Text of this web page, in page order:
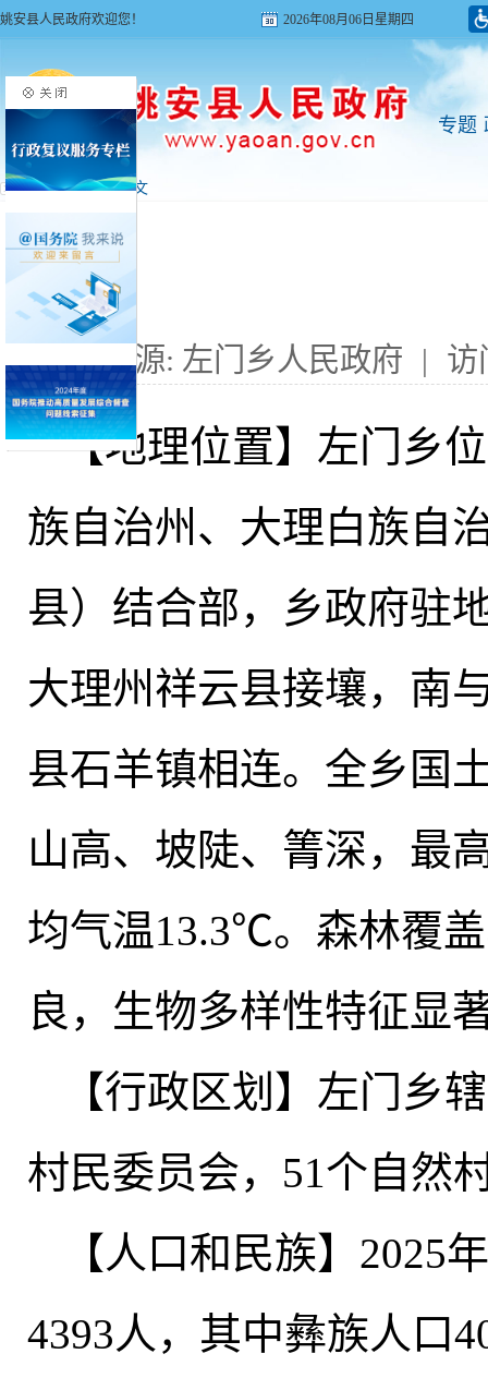
姚安县人民政府欢迎您！ 2026年08月06日星期四
专题
首页>县情> 正文
来源: 左门乡人民政府 | 访
【地理位置】左门乡
族自治州、大理白族自
县）结合部，乡政府驻
大理州祥云县接壤， 南
县石羊镇相连。 全乡国
山高、坡陡、箐深，最
均气温13.3℃。 森林覆
良 ， 生物多样性特征显
【行政区划】左门乡
村民委员会， 51个自然
【人口和民族】2025
4393人 ， 其中彝族人口